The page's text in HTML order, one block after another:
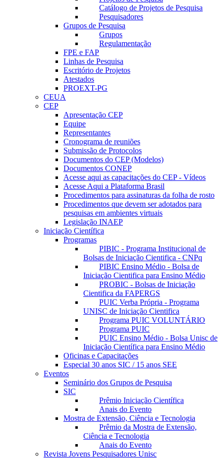
Catálogo de Projetos de Pesquisa
Pesquisadores
Grupos de Pesquisa
Grupos
Regulamentação
FPE e FAP
Linhas de Pesquisa
Escritório de Projetos
Atestados
PROEXT-PG
CEUA
CEP
Apresentação CEP
Equipe
Representantes
Cronograma de reuniões
Submissão de Protocolos
Documentos do CEP (Modelos)
Documentos CONEP
Acesse aqui as capacitações do CEP - Vídeos
Acesse Aqui a Plataforma Brasil
Procedimentos para assinaturas da folha de rosto
Procedimentos que devem ser adotados para
pesquisas em ambientes virtuais
Legislação INAEP
Iniciação Científica
Programas
PIBIC - Programa Institucional de
Bolsas de Iniciação Cientifica - CNPq
PIBIC Ensino Médio - Bolsa de
Iniciação Cientifica para Ensino Médio
PROBIC - Bolsas de Iniciação
Cientifica da FAPERGS
PUIC Verba Própria - Programa
UNISC de Iniciação Cientifica
Programa PUIC VOLUNTÁRIO
Programa PUIC
PUIC Ensino Médio - Bolsa Unisc de
Iniciação Científica para Ensino Médio
Oficinas e Capacitações
Especial 30 anos SIC / 15 anos SEE
Eventos
Seminário dos Grupos de Pesquisa
SIC
Prêmio Iniciação Científica
Anais do Evento
Mostra de Extensão, Ciência e Tecnologia
Prêmio da Mostra de Extensão,
Ciência e Tecnologia
Anais do Evento
Revista Jovens Pesquisadores Unisc